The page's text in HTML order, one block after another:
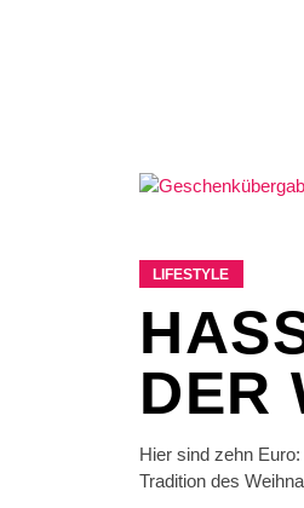
LIFESTYLE
DER
Hier sind zehn
Tradition des